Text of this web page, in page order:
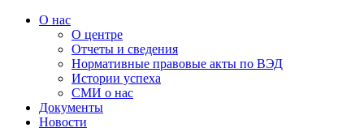
О нас
О центре
Отчеты и сведения
Нормативные правовые акты по ВЭД
Истории успеха
СМИ о нас
Документы
Новости